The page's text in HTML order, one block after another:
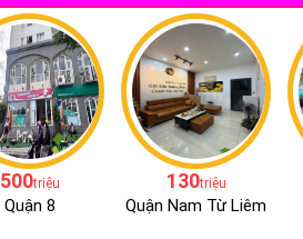
500triệu
Quận 8
130triệu
Quận Nam Từ Liêm